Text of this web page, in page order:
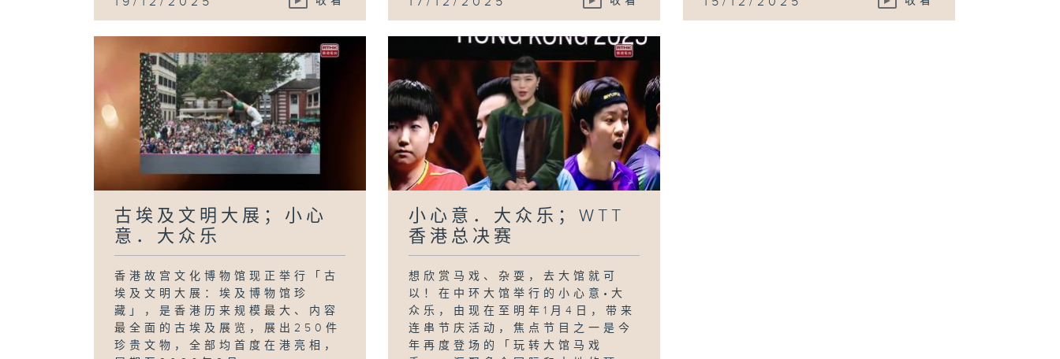
古埃及文明大展；小心
意．大众乐
香港故宫文化博物馆现正举行「古
埃及文明大展：埃及博物馆珍
藏」，是香港历来规模最大、内容
最全面的古埃及展览，展出250件
珍贵文物，全部均首度在港亮相，
小心意．大众乐；WTT
香港总决赛
想欣赏马戏、杂耍，去大馆就可
以！在中环大馆举行的小心意•大
众乐，由现在至明年1月4日，带来
连串节庆活动，焦点节目之一是今
年再度登场的「玩转大馆马戏